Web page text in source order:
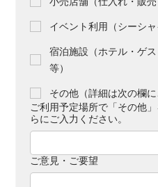
イベント利用（シーシャ
宿泊施設（ホテル・ゲ
等）
その他（詳細は次の欄に
ご利用予定場所で「その他
らにご入力ください。
ご意見・ご要望